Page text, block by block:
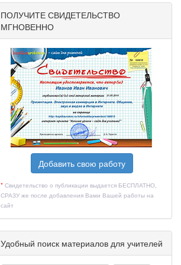
ПОЛУЧИТЕ СВИДЕТЕЛЬСТВО
МГНОВЕННО
Добавить свою работу
* Свидетельство о публикации выдается БЕСПЛАТНО,
СРАЗУ же после добавления Вами Вашей работы на
сайт
Удобный поиск материалов для учителей